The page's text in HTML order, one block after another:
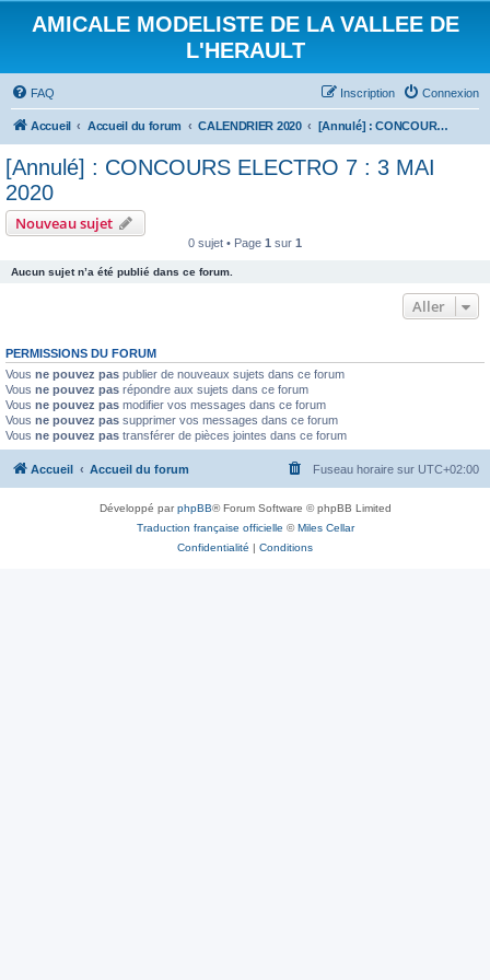
AMICALE MODELISTE DE LA VALLEE DE
L'HERAULT
FAQ Connexion
Inscription
Accueil Accueil du forum CALENDRIER 2020 [Annulé] : CONCOURS ELECTRO 7 : 3 MAI 2020
[Annulé] : CONCOURS ELECTRO 7 : 3 MAI
2020
Nouveau sujet
0 sujet • Page 1 sur 1
Aucun sujet n’a été publié dans ce forum.
Aller
PERMISSIONS DU FORUM
Vous ne pouvez pas publier de nouveaux sujets dans ce forum
Vous ne pouvez pas répondre aux sujets dans ce forum
Vous ne pouvez pas modifier vos messages dans ce forum
Vous ne pouvez pas supprimer vos messages dans ce forum
Vous ne pouvez pas transférer de pièces jointes dans ce forum
Accueil Accueil du forum Fuseau horaire sur UTC+02:00
Développé parphpBB® Forum Software © phpBB Limited
Traduction française officielle ©Miles Cellar
Confidentialité | Conditions